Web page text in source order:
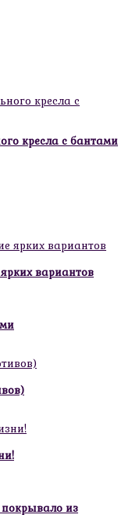
кресла с бантами
вариантов
покрывало из